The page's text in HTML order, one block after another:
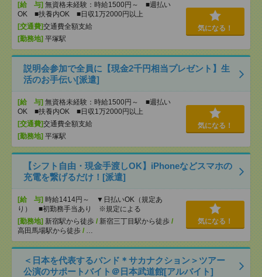
[給 与] 無資格未経験：時給1500円～ ■週払い
OK ■扶養内OK ■日収1万2000円以上
[交通費]交通費全額支給
[勤務地] 平塚駅
気になる！
説明会参加で全員に【現金2千円相当プレゼント】生
活のお手伝い[派遣]
[給 与] 無資格未経験：時給1500円～ ■週払い
OK ■扶養内OK ■日収1万2000円以上
[交通費]交通費全額支給
[勤務地] 平塚駅
気になる！
【シフト自由・現金手渡しOK】iPhoneなどスマホの
充電を繋げるだけ！[派遣]
[給 与] 時給1414円～ ▼日払いOK（規定あ
り） ■初勤務手当あり ※規定による
[勤務地] 新宿駅から徒歩 / 新宿三丁目駅から徒歩 /
高田馬場駅から徒歩 / …
気になる！
＜日本を代表するバンド＊サカナクション＞ツアー
公演のサポートバイト＠日本武道館[アルバイト]